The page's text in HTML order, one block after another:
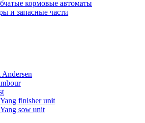
кормовые автоматы
и запасные части
Andersen
finisher unit
sow unit